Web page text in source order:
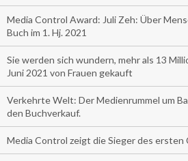
Media Control Award: Juli Zeh: Über
Buch im 1. Hj. 2021
Sie werden sich wundern, mehr als 13
Juni 2021 von Frauen gekauft
Verkehrte Welt: Der Medienrummel um
den Buchverkauf.
Media Control zeigt die Sieger des ersten